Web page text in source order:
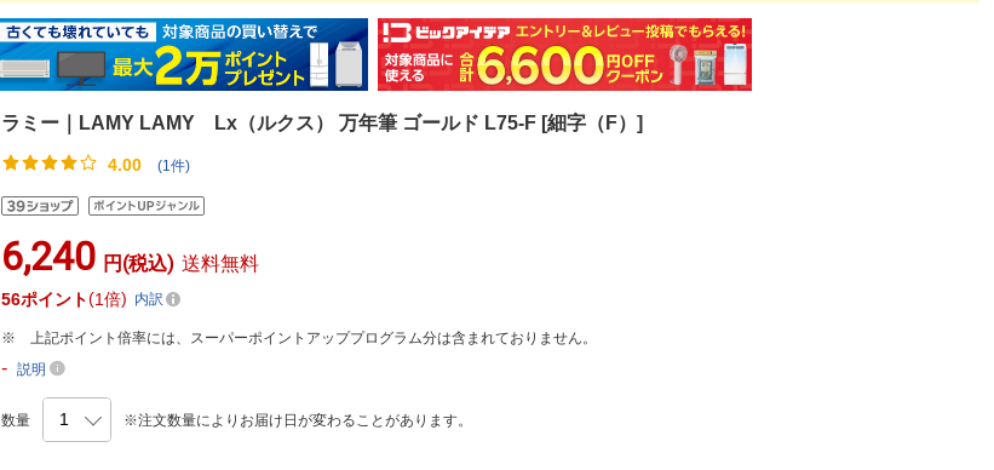
ラミー｜LAMY LAMY Lx（ルクス） 万年筆 ゴールド L75-F [細字（F）]
4.00 (1件)
6,240 円(税込) 送料無料
56ポイント 1倍 内訳
上記ポイント倍率には、スーパーポイントアッププログラム分は含まれておりません。
-説明
数量 ※注文数量によりお届け日が変わることがあります。